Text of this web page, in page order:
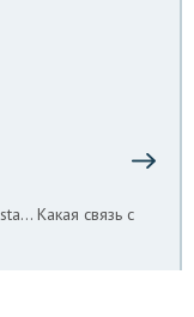
Какая связь с